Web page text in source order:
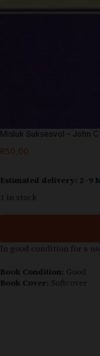
Misluk Suksesvol – John
R50,00
Estimated delivery: 2–9
1 in stock
In good condition for a
Book Condition: Good
Book Cover: Softcover